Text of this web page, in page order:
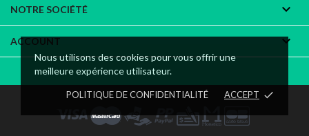
Nous utilisons des cookies pour vous offrir une
meilleure expérience utilisateur.
POLITIQUE DE CONFIDENTIALITÉ ACCEPT done
NOTRE SOCIÉTÉ 
ACCOUNT 